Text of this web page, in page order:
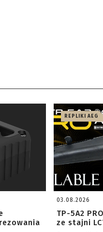
REPLIKI AEG
03.08.2026
TP-5A2
ze stajni